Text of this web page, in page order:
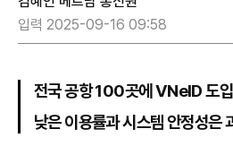
입력 2025-09-16 09:58
전국 공항 100곳에 VNeID 도입
낮은 이용률과 시스템 안정성은